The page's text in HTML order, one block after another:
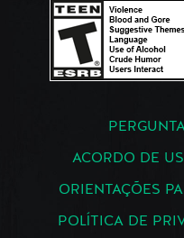
ACORDO DE
ORIENTAÇÕES
POLÍTICA DE